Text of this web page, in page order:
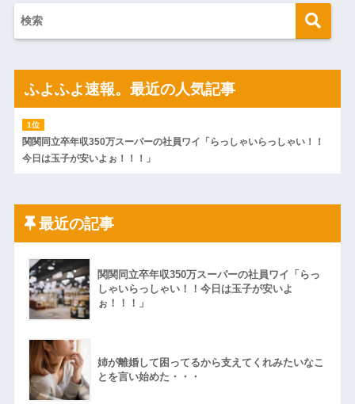
【画像】令和最新版のあのち
ゃん、可愛過ぎてワイらにブッ
刺さりまくりw w w w w w
ワイの妻(35)、町内会の掃除か
ハードオフに売っていた4万
4000円のフィギュアがヤバすぎ
るｗｗｗｗｗｗ「こんな高い
私「ちょっと、人の家の金庫
触らないでよ！」キチママ『そ
こに金庫があったから、開けて
みようとしただけ☆』義兄「泥
は出てけ！二度と来るな！」結
のお茶？」彼「ちっ！」私「」
【GIF】JSのカンチョーワロ
され彼氏が逆切れ。「何クラク
ション鳴らしてんだ！降りてこ
いよ！」と怒鳴りだし...
【衝撃】報酬100万円超の治験
募集がこちらｗｗｗｗｗ(※画像
あり)
ワマン頂き女子のこの動画、す
げえええええｗｗｗｗｗｗｗｗ
ｗｗｗ
【愕然】白のクラウン俺氏、
高速道路左車線を制限速度で走
ｗｗｗｗｗｗ
コトメの結婚式で、知らない
間にお祝いの歌を弾き語りする
事になってた
ノ。なのにしょっちゅうペアで
仕事してて遅くまで残業したり
二人で出張に行ったり。なんで
し送りあるかと確認したらいき
の”があったんだけど…」
ふよふよ速報。最近の人気記事
関関同立卒年収350万スーパーの社員ワイ「らっしゃいらっしゃい！！
今日は玉子が安いよぉ！！！」
最近の記事
関関同立卒年収350万スーパーの社員ワイ「らっ
しゃいらっしゃい！！今日は玉子が安いよ
ぉ！！！」
姉が離婚して困ってるから支えてくれみたいなこ
とを言い始めた・・・